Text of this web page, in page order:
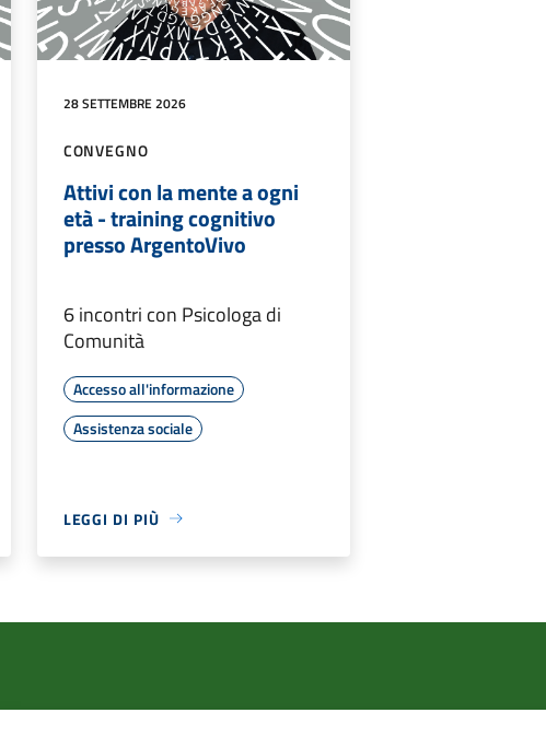
28 SETTEMBRE 2026
CONVEGNO
Attivi con la mente a ogni
età - training cognitivo
presso ArgentoVivo
6 incontri con Psicologa di
Comunità
Accesso all'informazione
Assistenza sociale
LEGGI DI PIÙ